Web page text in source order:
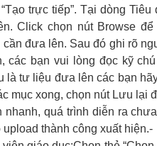
trực tiếp”. Tại dòng
Click chọn nút Browse
cần đưa lên. Sau đó ghi rõ
các bạn vui lòng đọc kỹ
là tư liệu đưa lên các bạn
mục xong, chọn nút Lưu lại
nhanh, quá trình diễn ra
upload thành công xuất hiện.-